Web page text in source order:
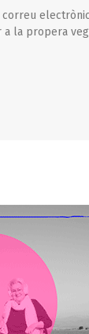
correu
la propera